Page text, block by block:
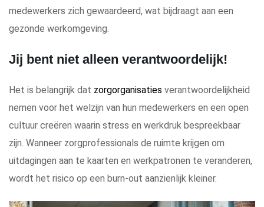
medewerkers zich gewaardeerd, wat bijdraagt aan een
gezonde werkomgeving.
Jij bent niet alleen verantwoordelijk!
Het is belangrijk dat zorgorganisaties verantwoordelijkheid
nemen voor het welzijn van hun medewerkers en een open
cultuur creëren waarin stress en werkdruk bespreekbaar
zijn. Wanneer zorgprofessionals de ruimte krijgen om
uitdagingen aan te kaarten en werkpatronen te veranderen,
wordt het risico op een burn-out aanzienlijk kleiner.